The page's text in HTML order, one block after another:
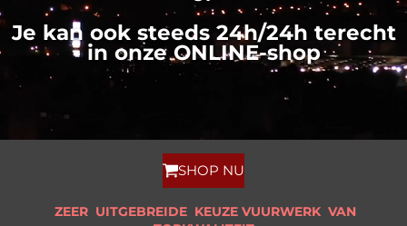
Je kan ook steeds 24h/24h terecht
in onze ONLINE-shop
SHOP NU
ZEER UITGEBREIDE KEUZE VUURWERK VAN